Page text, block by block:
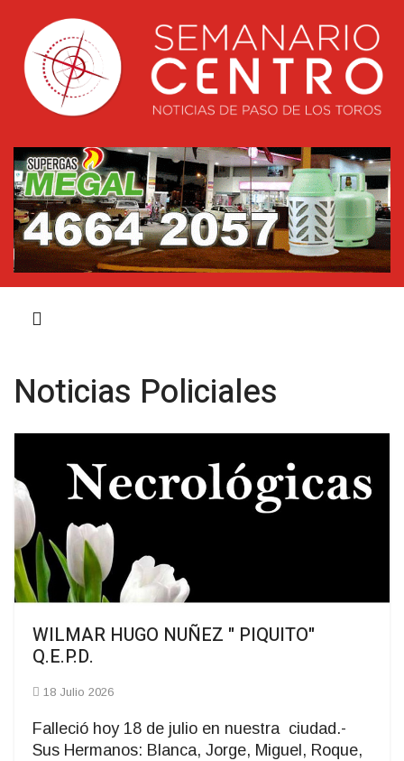
Noticias Policiales
WILMAR HUGO NUÑEZ " PIQUITO"
Q.E.P.D.
18 Julio 2026
Falleció hoy 18 de julio en nuestra ciudad.-
Sus Hermanos: Blanca, Jorge, Miguel, Roque,